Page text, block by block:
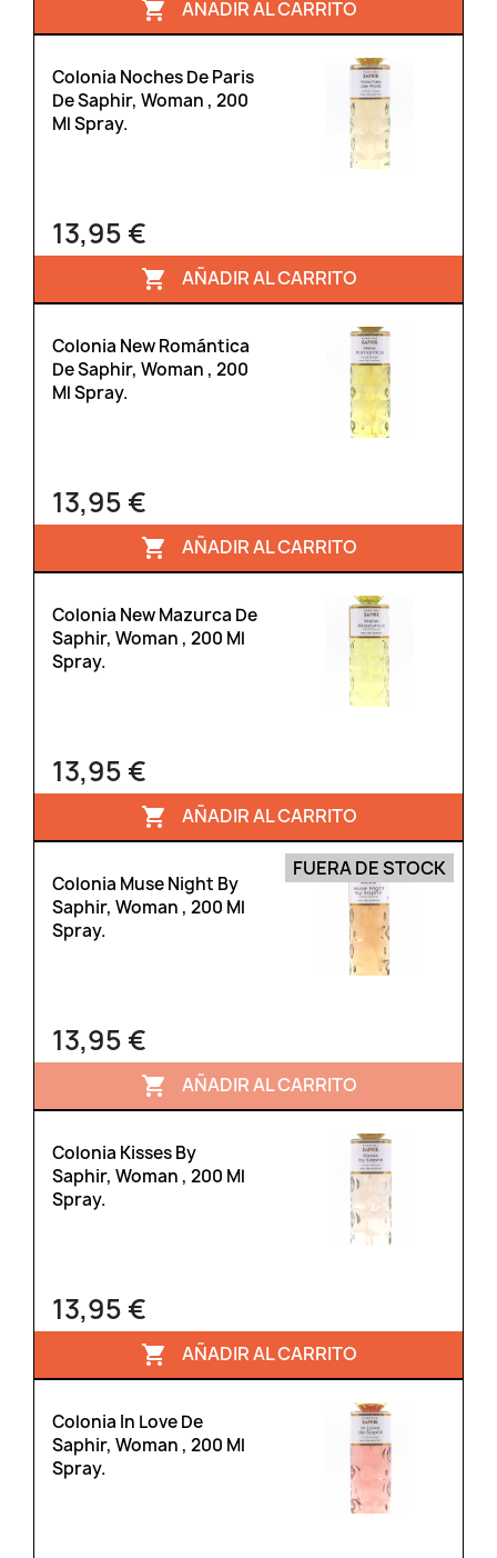
 AÑADIR AL CARRITO
Colonia Noches De Paris
De Saphir, Woman , 200
Ml Spray.
13,95 €
 AÑADIR AL CARRITO
Colonia New Romántica
De Saphir, Woman , 200
Ml Spray.
13,95 €
 AÑADIR AL CARRITO
Colonia New Mazurca De
Saphir, Woman , 200 Ml
Spray.
13,95 €
 AÑADIR AL CARRITO
Colonia Muse Night By
Saphir, Woman , 200 Ml
Spray.
13,95 €
FUERA DE STOCK
 AÑADIR AL CARRITO
Colonia Kisses By
Saphir, Woman , 200 Ml
Spray.
13,95 €
 AÑADIR AL CARRITO
Colonia In Love De
Saphir, Woman , 200 Ml
Spray.